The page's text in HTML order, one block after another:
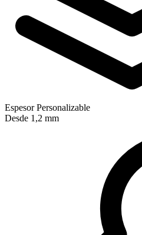
Espesor Personalizable
Desde 1,2 mm